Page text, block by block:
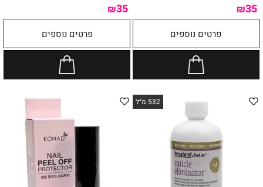
₪35
פרטים נוספים
₪35
פרטים נוספים
532 מ״ל